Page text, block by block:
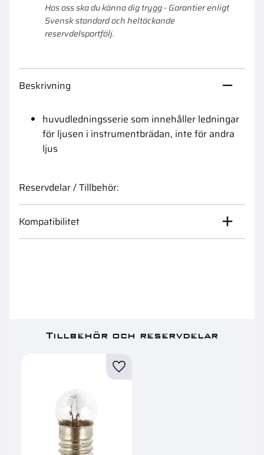
Hos oss ska du känna dig trygg - Garantier enligt
Svensk standard och heltäckande
reservdelsportfölj.
Beskrivning
huvudledningsserie som innehåller ledningar
för ljusen i instrumentbrädan, inte för andra
ljus
Reservdelar / Tillbehör:
Kompatibilitet
Tillbehör och reservdelar
Lägg till i favoriter